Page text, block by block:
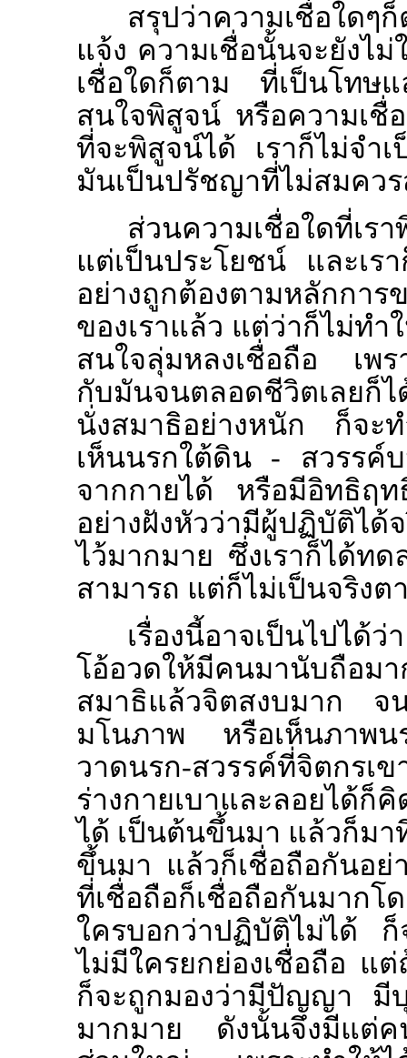
สรุปว่าความเชื่อใด
แจ้ง ความเชื่อนั้นจะยังไ
เชื่อใดก็ตาม ที่เป็นโทษแ
สนใจพิสูจน์ หรือความเชื่
ที่จะพิสูจน์ได้ เราก็ไม่จำ
มันเป็นปรัชญาที่ไม่สมคว
ส่วนความเชื่อใดที่เ
แต่เป็นประโยชน์ และเร
อย่างถูกต้องตามหลักการ
ของเราแล้ว แต่ว่าก็ไม่ทำ
สนใจลุ่มหลงเชื่อถือ เพรา
กับมันจนตลอดชีวิตเลยก็ไ
นั่งสมาธิอย่างหนัก ก็จะ
เห็นนรกใต้ดิน - สวรรค์
จากกายได้ หรือมีอิทธิฤ
อย่างฝังหัวว่ามีผู้ปฏิบัติได้
ไว้มากมาย ซึ่งเราก็ได้ท
สามารถ แต่ก็ไม่เป็นจริงต
เรื่องนี้อาจเป็นไปได้
โอ้อวดให้มีคนมานับถือม
สมาธิแล้วจิตสงบมาก จ
มโนภาพ หรือเห็นภาพนร
วาดนรก-สวรรค์ที่จิตกร
ร่างกายเบาและลอยได้ก็
ได้ เป็นต้นขึ้นมา แล้วก็มา
ขึ้นมา แล้วก็เชื่อถือกันอย่
ที่เชื่อถือก็เชื่อถือกันมาก
ใครบอกว่าปฏิบัติไม่ได้ ก็
ไม่มีใครยกย่องเชื่อถือ แ
ก็จะถูกมองว่ามีปัญญา มี
มากมาย ดังนั้นจึงมีแต่ค